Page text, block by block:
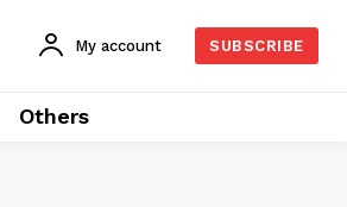
My account SUBSCRIBE
Others